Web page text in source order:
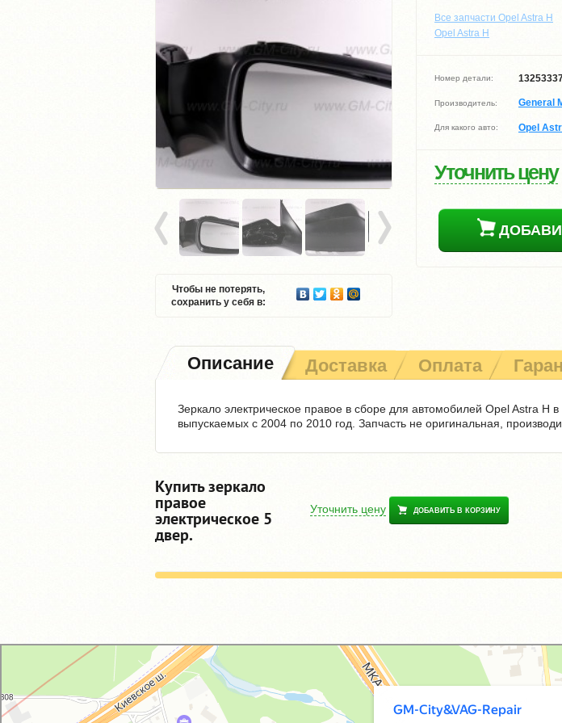
Все запчасти Opel Astra H
Opel Astra H
Чтобы не потерять,
сохранить у себя в:
Номер детали:
Производитель: General
Для какого авто: Opel
Уточнить цену
Описание Доставка Оплата
Зеркало электрическое правое в сборе для автомобилей Opel Astra H
выпускаемых с 2004 по 2010 год. Запчасть не оригинальная,
Купить зеркало
правое
электрическое 5
двер.
Уточнить цену ДОБАВИТЬ В КОРЗИНУ
GM-City&VAG-Repair
Автосервис, автотехцентр в Москве
Магазин автозапчастей и автотоваров в Москве